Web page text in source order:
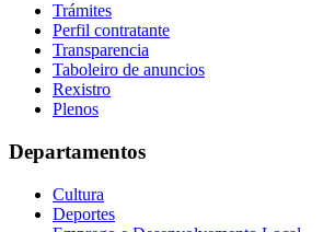
Trámites
Perfil contratante
Transparencia
Taboleiro de anuncios
Rexistro
Plenos
Departamentos
Cultura
Deportes